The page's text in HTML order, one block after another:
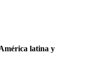
latina y